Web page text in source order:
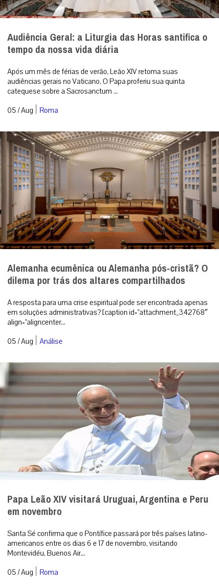
Audiência Geral: a Liturgia das Horas santifica o
tempo da nossa vida diária
Após um mês de férias de verão, Leão XIV retoma suas
audiências gerais no Vaticano. O Papa proferiu sua quinta
catequese sobre a Sacrosanctum ...
05 / Aug | Roma
Alemanha ecumênica ou Alemanha pós-cristã? O
dilema por trás dos altares compartilhados
A resposta para uma crise espiritual pode ser encontrada apenas
em soluções administrativas? [caption id=”attachment_342768″
align=”aligncenter...
05 / Aug | Análise
Papa Leão XIV visitará Uruguai, Argentina e Peru
em novembro
Santa Sé confirma que o Pontífice passará por três países latino-
americanos entre os dias 6 e 17 de novembro, visitando
Montevidéu, Buenos Air...
05 / Aug | Roma